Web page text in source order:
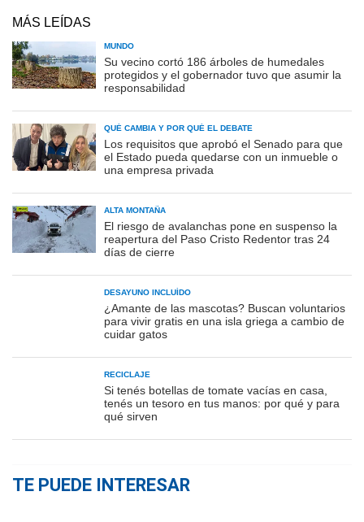
MÁS LEÍDAS
MUNDO
Su vecino cortó 186 árboles de humedales
protegidos y el gobernador tuvo que asumir la
responsabilidad
QUÉ CAMBIA Y POR QUÉ EL DEBATE
Los requisitos que aprobó el Senado para que
el Estado pueda quedarse con un inmueble o
una empresa privada
ALTA MONTAÑA
El riesgo de avalanchas pone en suspenso la
reapertura del Paso Cristo Redentor tras 24
días de cierre
DESAYUNO INCLUÍDO
¿Amante de las mascotas? Buscan voluntarios
para vivir gratis en una isla griega a cambio de
cuidar gatos
RECICLAJE
Si tenés botellas de tomate vacías en casa,
tenés un tesoro en tus manos: por qué y para
qué sirven
TE PUEDE INTERESAR